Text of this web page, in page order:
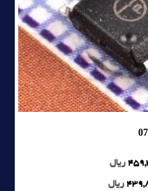
ریال
ریال